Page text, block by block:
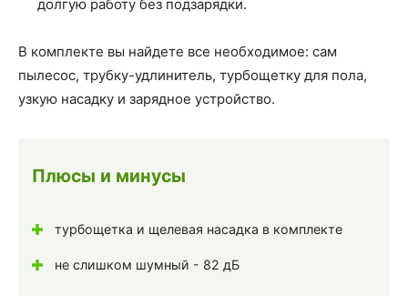
долгую работу без подзарядки.
В комплекте вы найдете все необходимое: сам
пылесос, трубку-удлинитель, турбощетку для пола,
узкую насадку и зарядное устройство.
Плюсы и минусы
турбощетка и щелевая насадка в комплекте
не слишком шумный - 82 дБ